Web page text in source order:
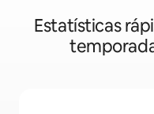
Estatísticas